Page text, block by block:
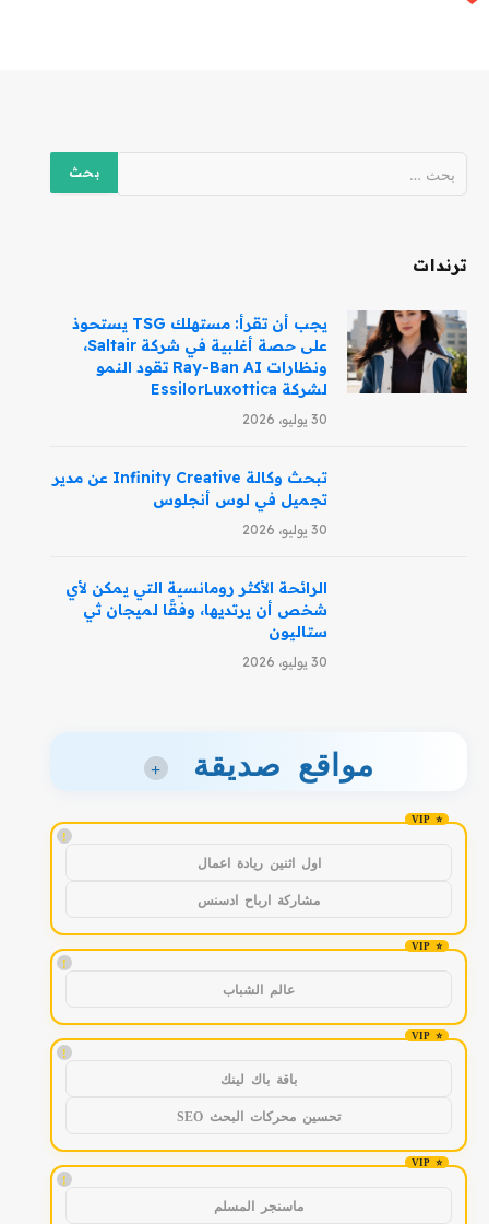
ترندات
يجب أن تقرأ: مستهلك TSG يستحوذ
على حصة أغلبية في شركة Saltair،
ونظارات Ray-Ban AI تقود النمو
لشركة EssilorLuxottica
30 يوليو، 2026
تبحث وكالة Infinity Creative عن مدير
تجميل في لوس أنجلوس
30 يوليو، 2026
الرائحة الأكثر رومانسية التي يمكن لأي
شخص أن يرتديها، وفقًا لميجان ثي
ستاليون
30 يوليو، 2026
مواقع صديقة +
!
اول اثنين ريادة اعمال
مشاركة ارباح ادسنس
!
عالم الشباب
!
باقة باك لينك
تحسين محركات البحث SEO
!
ماسنجر المسلم